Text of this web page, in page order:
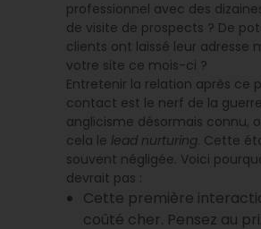
professionnel avec des
de visite de prospects ? De
clients ont laissé leur adresse
votre site ce mois-ci ?
Entretenir la relation après ce
contact est le nerf de la
anglicisme désormais connu,
cela le lead nurturing. Cette
souvent négligée. Voici
devrait pas :
Cette première
coûté cher. Pensez au